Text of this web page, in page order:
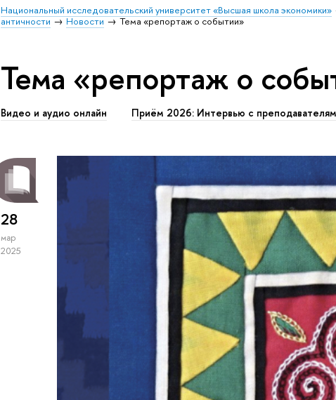
Национальный исследовательский университет «Высшая школа экономики»
античности
Новости Тема «репортаж о событии»
Тема «репортаж о
Видео и аудио онлайн Приём 2026: Интервью с
28
мар
2025